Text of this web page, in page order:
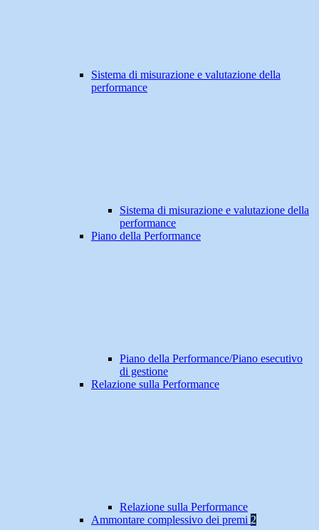
Sistema di misurazione e valutazione della
performance
Sistema di misurazione e valutazione della
performance
Piano della Performance
Piano della Performance/Piano esecutivo
di gestione
Relazione sulla Performance
Relazione sulla Performance
Ammontare complessivo dei premi 2